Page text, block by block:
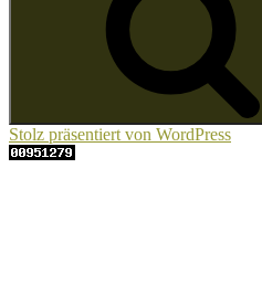
Stolz präsentiert von WordPress